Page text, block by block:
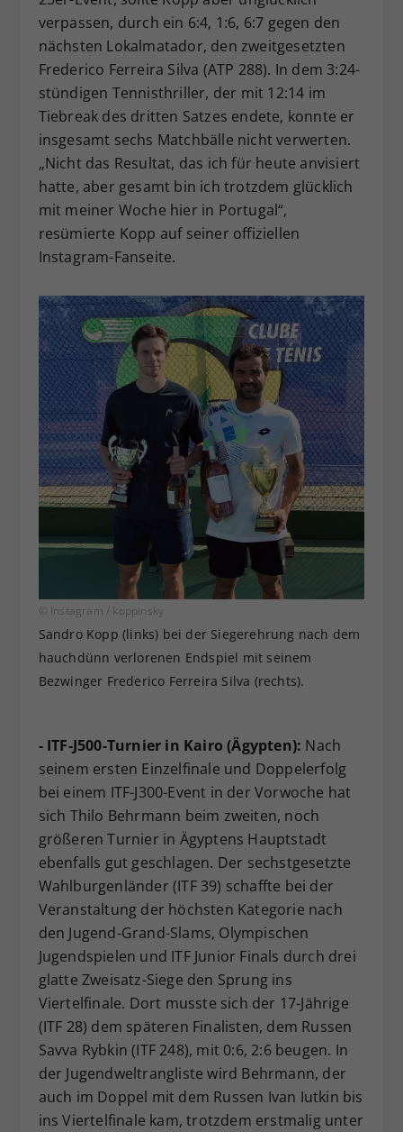
verpassen, durch ein 6:4, 1:6, 6:7 gegen den
nächsten Lokalmatador, den zweitgesetzten
Frederico Ferreira Silva (ATP 288). In dem 3:24-
stündigen Tennisthriller, der mit 12:14 im
Tiebreak des dritten Satzes endete, konnte er
insgesamt sechs Matchbälle nicht verwerten.
„Nicht das Resultat, das ich für heute anvisiert
hatte, aber gesamt bin ich trotzdem glücklich
mit meiner Woche hier in Portugal“,
resümierte Kopp auf seiner offiziellen
Instagram-Fanseite.
© Instagram / koppinsky
Sandro Kopp (links) bei der Siegerehrung nach dem
hauchdünn verlorenen Endspiel mit seinem
Bezwinger Frederico Ferreira Silva (rechts).
- ITF-J500-Turnier in Kairo (Ägypten): Nach
seinem ersten Einzelfinale und Doppelerfolg
bei einem ITF-J300-Event in der Vorwoche hat
sich Thilo Behrmann beim zweiten, noch
größeren Turnier in Ägyptens Hauptstadt
ebenfalls gut geschlagen. Der sechstgesetzte
Wahlburgenländer (ITF 39) schaffte bei der
Veranstaltung der höchsten Kategorie nach
den Jugend-Grand-Slams, Olympischen
Jugendspielen und ITF Junior Finals durch drei
glatte Zweisatz-Siege den Sprung ins
Viertelfinale. Dort musste sich der 17-Jährige
(ITF 28) dem späteren Finalisten, dem Russen
Savva Rybkin (ITF 248), mit 0:6, 2:6 beugen. In
der Jugendweltrangliste wird Behrmann, der
auch im Doppel mit dem Russen Ivan Iutkin bis
ins Viertelfinale kam, trotzdem erstmalig unter